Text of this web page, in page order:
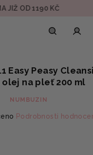
1190 KČ
Easy Peasy
na pleť 200 ml
NUMBUZIN
Podrobnosti